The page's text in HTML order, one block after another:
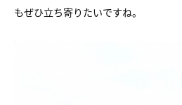
もぜひ立ち寄りたいですね。